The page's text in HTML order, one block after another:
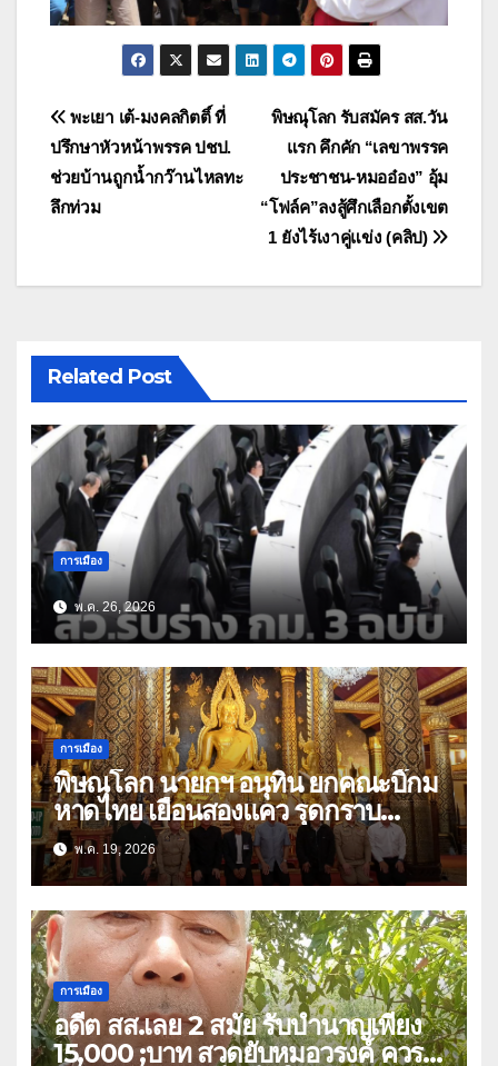
แนะแนว
เรื่อง
พิษณุโลก รับสมัคร สส.วัน
แรก คึกคัก “เลขาพรรค
ประชาชน-หมออ๋อง” อุ้ม
“โฟล์ค”ลงสู้ศึกเลือกตั้งเขต
1 ยังไร้เงาคู่แข่ง (คลิป)
พะเยา เต้-มงคลกิตติ์ ที่
ปรึกษาหัวหน้าพรรค ปชป.
ช่วยบ้านถูกน้ำกว๊านไหลทะ
ลึกท่วม
Related Post
การเมือง
พ.ค. 26, 2026
การเมือง
พิษณุโลก นายกฯ อนุทิน ยกคณะบิ๊กม
หาดไทย เยือนสองแคว รุดกราบ
พระพุทธชินราช ก่อนมีภารกิจร่วมฟัง
พระสวดอธิธรรม บิดา สส.พรรคภูมิใจ
ไทย เขต 3
พ.ค. 19, 2026
การเมือง
อดีต สส.เลย 2 สมัย รับบำนาญเพียง
15,000 ;บาท สวดยับหมอวรงค์ ควร